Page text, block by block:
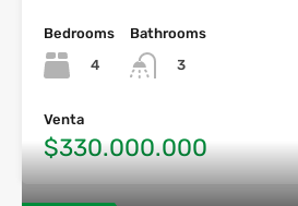
Bedrooms
4
Bathrooms
3
Venta
$330.000.000